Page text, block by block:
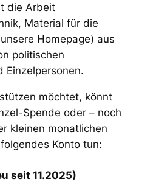
die Arbeit
Material für die
Homepage) aus
politischen
Einzelpersonen.
möchtet, könnt
Spende oder – noch
kleinen monatlichen
Konto tun:
seit 11.2025)